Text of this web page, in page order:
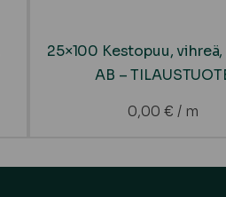
25×100 Kestopuu,
AB –
0,00 € / m